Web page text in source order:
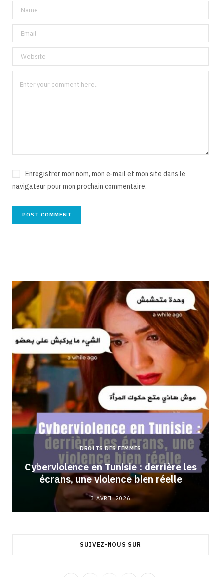
Enregistrer mon nom, mon e-mail et mon site dans le
navigateur pour mon prochain commentaire.
DROITS DES FEMMES
Cyberviolence en Tunisie : derrière les
écrans, une violence bien réelle
3 AVRIL 2026
SUIVEZ-NOUS SUR